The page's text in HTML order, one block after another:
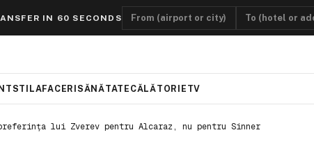
IN 60 SECONDS
STILAFACERI SĂNĂTATE CĂLĂTORIE TV
lui Zverev pentru Alcaraz, nu pentru Sinner